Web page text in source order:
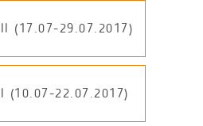
(17.07-29.07.2017)
(10.07-22.07.2017)